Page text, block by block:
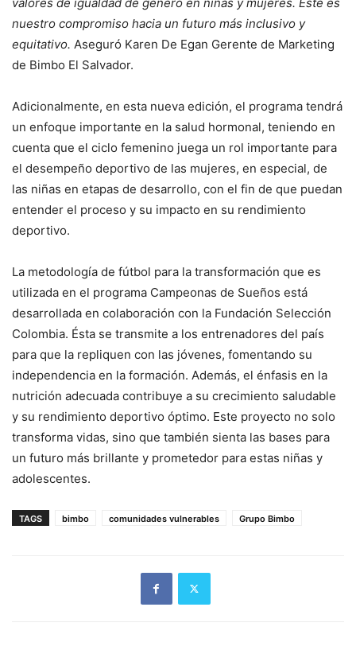
nuestro compromiso hacia un futuro más inclusivo y
equitativo. Aseguró Karen De Egan Gerente de Marketing
de Bimbo El Salvador.
Adicionalmente, en esta nueva edición, el programa tendrá
un enfoque importante en la salud hormonal, teniendo en
cuenta que el ciclo femenino juega un rol importante para
el desempeño deportivo de las mujeres, en especial, de
las niñas en etapas de desarrollo, con el fin de que puedan
entender el proceso y su impacto en su rendimiento
deportivo.
La metodología de fútbol para la transformación que es
utilizada en el programa Campeonas de Sueños está
desarrollada en colaboración con la Fundación Selección
Colombia. Ésta se transmite a los entrenadores del país
para que la repliquen con las jóvenes, fomentando su
independencia en la formación. Además, el énfasis en la
nutrición adecuada contribuye a su crecimiento saludable
y su rendimiento deportivo óptimo. Este proyecto no solo
transforma vidas, sino que también sienta las bases para
un futuro más brillante y prometedor para estas niñas y
adolescentes.
TAGS bimbo comunidades vulnerables Grupo Bimbo